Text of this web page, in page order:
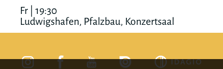
Fr | 19:30
Ludwigshafen, Pfalzbau, Konzertsaal